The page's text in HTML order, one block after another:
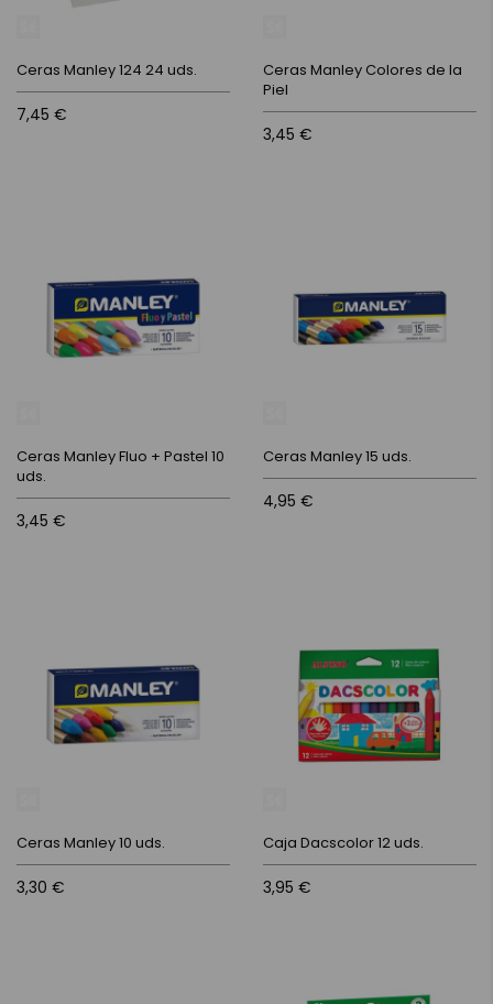
Ceras Manley 124 24 uds.
7,45 €
Ceras Manley Colores de la
Piel
3,45 €
Ceras Manley Fluo + Pastel 10
uds.
3,45 €
Ceras Manley 15 uds.
4,95 €
Ceras Manley 10 uds.
3,30 €
Caja Dacscolor 12 uds.
3,95 €